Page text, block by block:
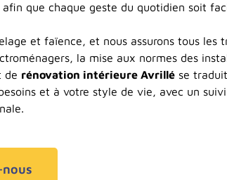
que chaque geste du quotidien soit
et faïence, et nous assurons tous les
la mise aux normes des
de rénovation intérieure Avrillé se
et à votre style de vie, avec un